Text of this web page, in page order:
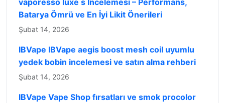
Batarya Ömrü ve En İyi Likit Önerileri
Şubat 14, 2026
IBVape IBVape aegis boost mesh coil uyumlu
yedek bobin incelemesi ve satın alma rehberi
Şubat 14, 2026
IBVape Vape Shop fırsatları ve smok procolor